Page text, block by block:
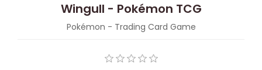
Wingull - Pokémon TCG
Pokémon - Trading Card Game